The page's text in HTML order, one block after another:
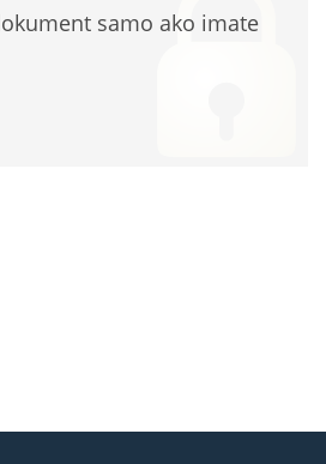
samo ako imate